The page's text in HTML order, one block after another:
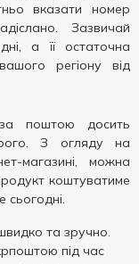
вказати номер
Зазвичай
а її остаточна
регіону від
поштою досить
З огляду на
магазині, можна
коштуватиме
та зручно.
під час